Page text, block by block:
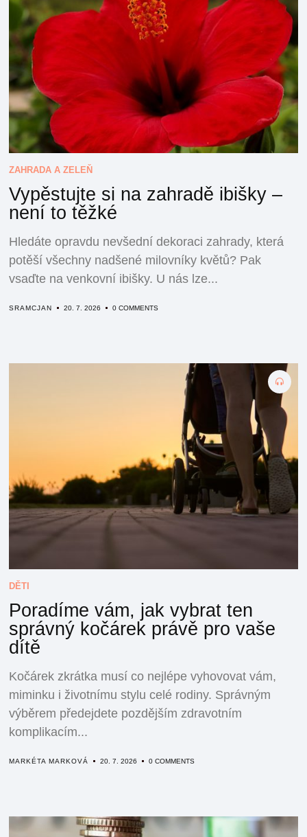
ZAHRADA A ZELEŇ
Vypěstujte si na zahradě ibišky –
není to těžké
Hledáte opravdu nevšední dekoraci zahrady, která
potěší všechny nadšené milovníky květů? Pak
vsaďte na venkovní ibišky. U nás lze...
SRAMCJAN 20. 7. 2026 0 COMMENTS
DĚTI
Poradíme vám, jak vybrat ten
správný kočárek právě pro vaše
dítě
Kočárek zkrátka musí co nejlépe vyhovovat vám,
miminku i životnímu stylu celé rodiny. Správným
výběrem předejdete pozdějším zdravotním
komplikacím...
MARKÉTA MARKOVÁ 20. 7. 2026 0 COMMENTS